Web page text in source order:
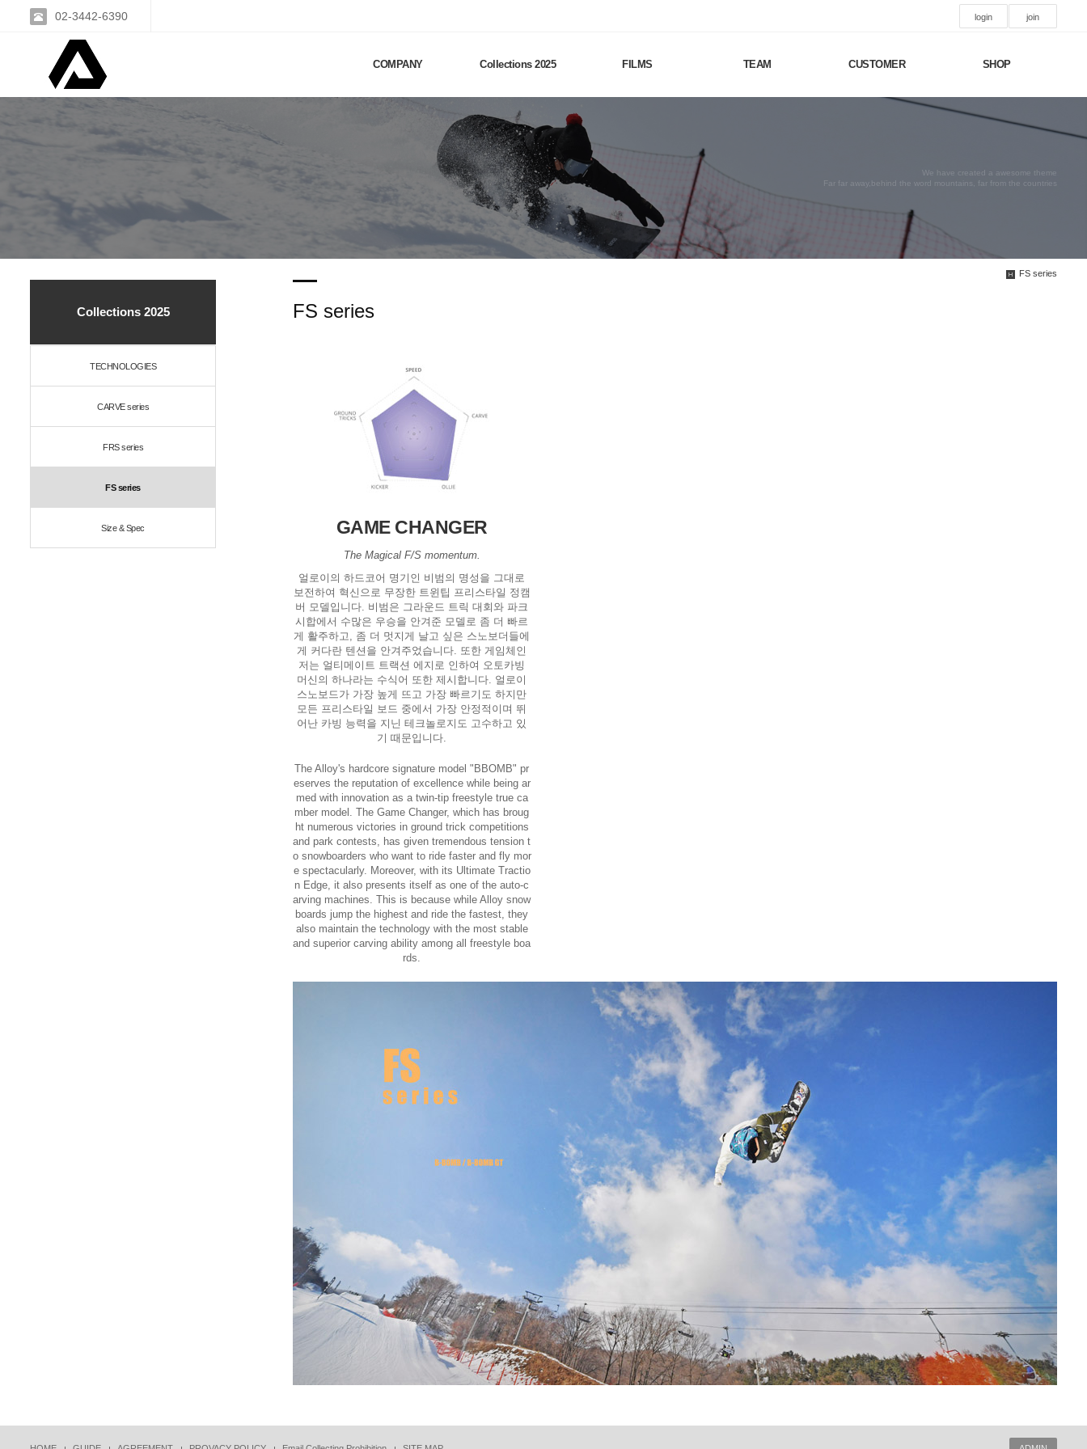
02-3442-6390 login join
COMPANY Collections 2025 FILMS TEAM CUSTOMER SHOP
We have created a awesome theme
Far far away,behind the word mountains, far from the countries
FS series
Collections 2025
TECHNOLOGIES
CARVE series
FRS series
FS series
Size & Spec
FS series
GAME CHANGER
The Magical F/S momentum.
얼로이의 하드코어 명기인 비범의 명성을 그대로
보전하여 혁신으로 무장한 트윈팁 프리스타일 정캠
버 모델입니다. 비범은 그라운드 트릭 대회와 파크
시합에서 수많은 우승을 안겨준 모델로 좀 더 빠르
게 활주하고, 좀 더 멋지게 날고 싶은 스노보더들에
게 커다란 텐션을 안겨주었습니다. 또한 게임체인
저는 얼티메이트 트랙션 에지로 인하여 오토카빙
머신의 하나라는 수식어 또한 제시합니다. 얼로이
스노보드가 가장 높게 뜨고 가장 빠르기도 하지만
모든 프리스타일 보드 중에서 가장 안정적이며 뛰
어난 카빙 능력을 지닌 테크놀로지도 고수하고 있
기 때문입니다.
The Alloy's hardcore signature model "BBOMB" pr
eserves the reputation of excellence while being ar
med with innovation as a twin-tip freestyle true ca
mber model. The Game Changer, which has broug
ht numerous victories in ground trick competitions
and park contests, has given tremendous tension t
o snowboarders who want to ride faster and fly mor
e spectacularly. Moreover, with its Ultimate Tractio
n Edge, it also presents itself as one of the auto-c
arving machines. This is because while Alloy snow
boards jump the highest and ride the fastest, they
also maintain the technology with the most stable
and superior carving ability among all freestyle boa
rds.